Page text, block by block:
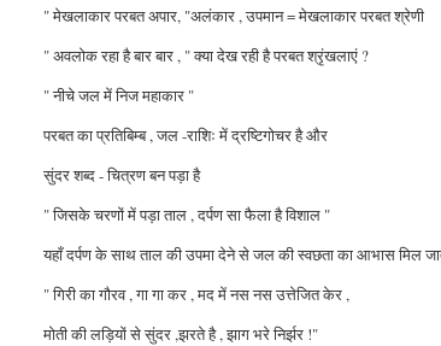
" मेखलाकार परबत अपार, "अलंकार , उपमान = मेखलाकार परबत श्रेणी
" अवलोक रहा है बार बार , " क्या देख रही है परबत श्रृंखलाएं ?
" नीचे जल में निज महाकार "
परबत का प्रतिबिम्ब , जल -राशिः में द्रष्टिगोचर है और
सुंदर शब्द - चित्रण बन पड़ा है
" जिसके चरणों में पड़ा ताल , दर्पण सा फैला है विशाल "
यहाँ दर्पण के साथ ताल की उपमा देने से जल की स्वछता का आभास मिल
" गिरी का गौरव , गा गा कर , मद में नस नस उत्तेजित केर ,
मोती की लड़ियों से सुंदर ,झरते है , झाग भरे निर्झर !"